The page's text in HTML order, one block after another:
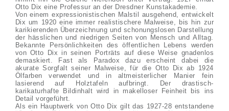
Otto Dix eine Professur an der Dresdner Kunstakademie.
Von einem expressionistischen Malstil ausgehend, entwickelt
Dix um 1920 eine immer realistischere Malweise, bis hin zur
karikierenden Überzeichnung und schonungslosen Darstellung
der hässlichen und niedrigen Seiten von Mensch und Alltag.
Bekannte Persönlichkeiten des öffentlichen Lebens werden
von Otto Dix in seinen Porträts auf diese Weise gnadenlos
demaskiert. Fast als Paradox dazu erscheint dabei die
akurate Sorgfalt seiner Malweise, für die Otto Dix ab 1924
Ölfarben verwendet und in altmeisterlicher Manier fein
lasierend auf Holztafeln aufbringt. Der drastisch-
karikaturhafte Bildinhalt wird in makelloser Feinheit bis ins
Detail vorgeführt.
Als ein Hauptwerk von Otto Dix gilt das 1927-28 entstandene